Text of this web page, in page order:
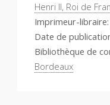
Henri II, Roi de
Imprimeur-libraire
Date de
Bibliothèque de
Bordeaux